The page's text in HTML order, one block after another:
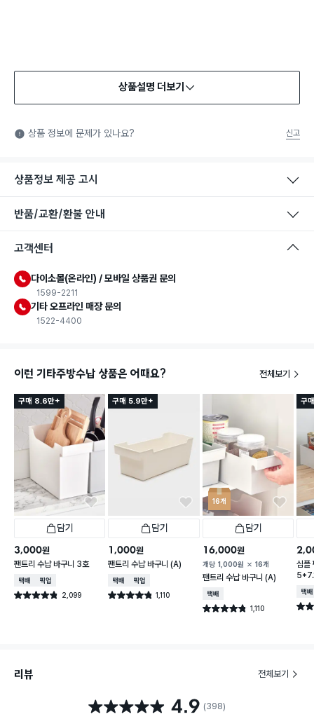
상품설명 더보기
상품 정보에 문제가 있나요? 신고
상품정보 제공 고시
반품/교환/환불 안내
고객센터
다이소몰(온라인) / 모바일 상품권 문의
1599-2211
기타 오프라인 매장 문의
1522-4400
이런 기타주방수납 상품은 어때요? 전체보기
구매 8.6만+
담기
3,000원
팬트리 수납 바구니 3호
택배배송매장픽업
별점 4.8점 2,099
건 작성
구매 5.9만+
담기
1,000원
팬트리 수납 바구니 (A)
택배배송매장픽업
별점 4.8점 1,110
건 작성
16개
담기
16,000원
개당 1,000원 16개
팬트리 수납 바구니 (A)
택배배송
별점 4.8점 1,110
건 작성
구
심플
택배
별점
리뷰 전체보기
별점 4.9점 4.9 (398)